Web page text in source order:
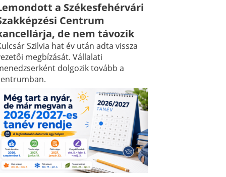
a Székesfehérvári
Centrum
de nem távozik
Szilvia hat év után adta vissza
megbízását. Vállalati
dolgozik tovább a